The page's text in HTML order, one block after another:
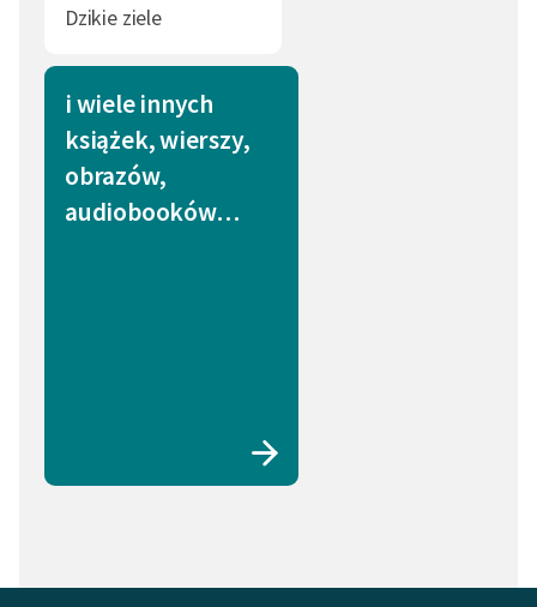
Dzikie ziele
i wiele innych
książek, wierszy,
obrazów,
audiobooków…